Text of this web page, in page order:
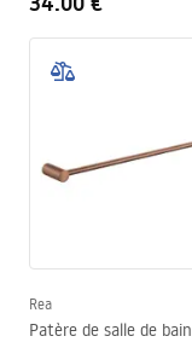
Rea
Patère de salle de bain